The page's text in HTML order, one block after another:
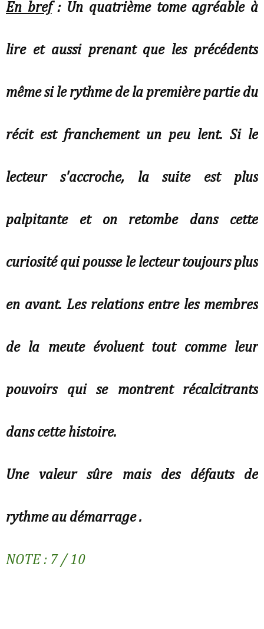
En bref: Un quatrième tome agréable à
lire et aussi prenant que les précédents
même si le rythme de la première partie du
récit est franchement un peu lent. Si le
lecteur s'accroche, la suite est plus
palpitante et on retombe dans cette
curiosité qui pousse le lecteur toujours plus
en avant. Les relations entre les membres
de la meute évoluent tout comme leur
pouvoirs qui se montrent récalcitrants
dans cette histoire.
Une valeur sûre mais des défauts de
rythme au démarrage .
NOTE : 7 / 10